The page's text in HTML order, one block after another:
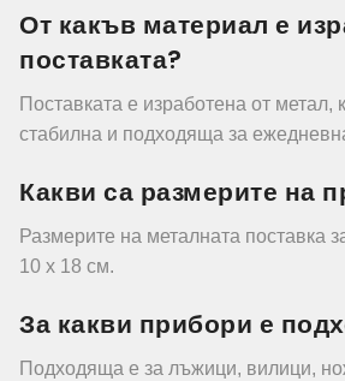
От какъв материал е
поставката?
Поставката е изработена от метал,
стабилна и подходяща за
Какви са размерите на
Размерите на металната поставка
10 x 18 см.
За какви прибори е
Подходяща е за лъжици, вилици,